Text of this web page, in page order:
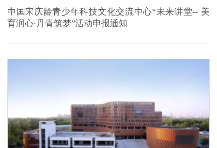
中国宋庆龄青少年科技文化交流中心“未来讲堂-- 美
育润心·丹青筑梦”活动申报通知